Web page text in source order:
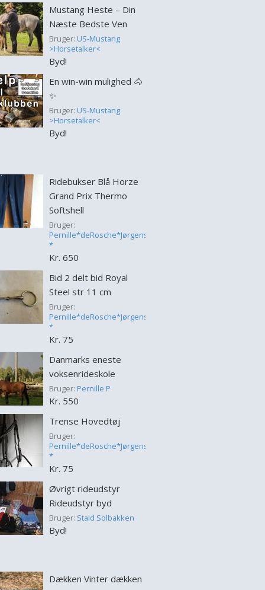
Mustang Heste – Din
Næste Bedste Ven
Bruger: US-Mustang
>Horsetalker<
Byd!
En win-win mulighed 🐴
✨
Bruger: US-Mustang
>Horsetalker<
Byd!
Ridebukser Blå Horze
Grand Prix Thermo
Softshell
Bruger:
Pernille*deRosche*Jørgensen
*
Kr. 650
Bid 2 delt bid Royal
Steel str 11 cm
Bruger:
Pernille*deRosche*Jørgensen
*
Kr. 75
Danmarks eneste
voksenrideskole
Bruger: Pernille P
Kr. 550
Trense Hovedtøj
Bruger:
Pernille*deRosche*Jørgensen
*
Kr. 75
Øvrigt rideudstyr
Rideudstyr byd
Bruger: Stald Solbakken
Byd!
Dækken Vinter dækken